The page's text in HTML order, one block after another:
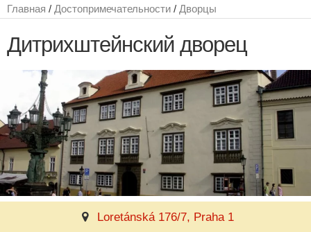
Главная / Достопримечательности / Дворцы
Дитрихштейнский дворец
Loretánská 176/7, Praha 1